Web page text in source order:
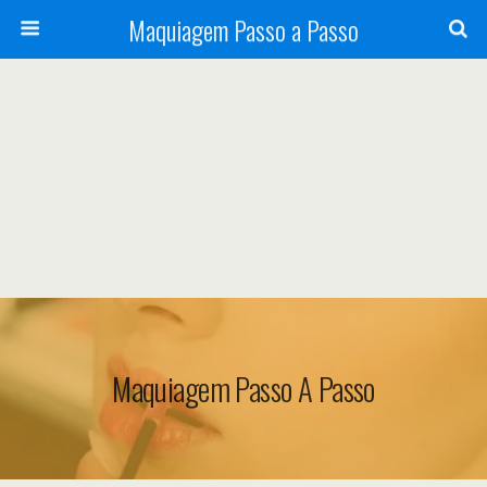
Maquiagem Passo a Passo
Maquiagem Passo A Passo